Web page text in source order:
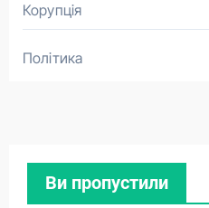
Корупція
Політика
Ви пропустили